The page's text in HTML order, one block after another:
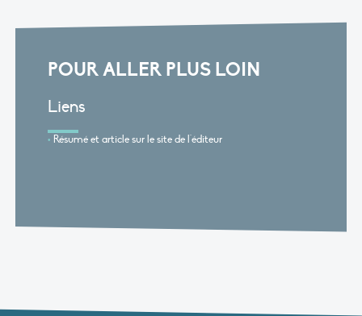
POUR ALLER PLUS LOIN
Liens
Résumé et article sur le site de l'éditeur